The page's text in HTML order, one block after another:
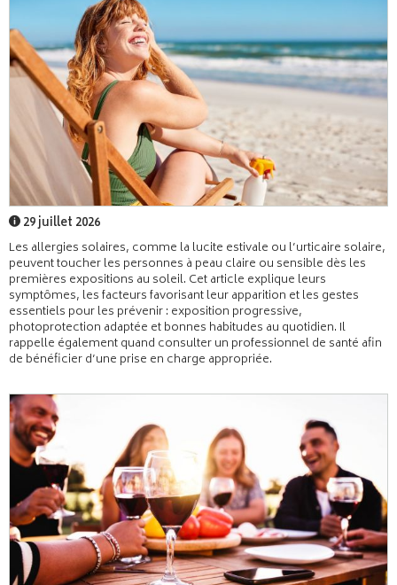
29 juillet 2026
Les allergies solaires, comme la lucite estivale ou l’urticaire solaire,
peuvent toucher les personnes à peau claire ou sensible dès les
premières expositions au soleil. Cet article explique leurs
symptômes, les facteurs favorisant leur apparition et les gestes
essentiels pour les prévenir : exposition progressive,
photoprotection adaptée et bonnes habitudes au quotidien. Il
rappelle également quand consulter un professionnel de santé afin
de bénéficier d’une prise en charge appropriée.